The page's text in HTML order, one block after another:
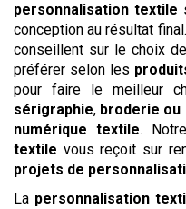
personnalisation textile
conception au résultat
conseillent sur le choix
préférer selon les
pour faire le meilleur
sérigraphie, broderie ou
numérique textile.
textile vous reçoit sur
projets de
La personnalisation